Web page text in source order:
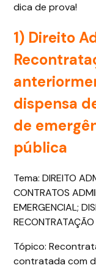
dica de prova!
1) Direito
dispensa
de
pública
Tema: DIREITO
CONTRATOS
EMERGENCIAL;
RECONTRATAÇÃO
Tópico:
contratada com